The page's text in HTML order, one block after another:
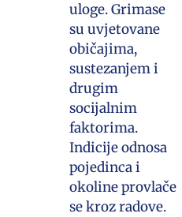
uloge. Grimase
su uvjetovane
običajima,
sustezanjem i
drugim
socijalnim
faktorima.
Indicije odnosa
pojedinca i
okoline provlače
se kroz radove.